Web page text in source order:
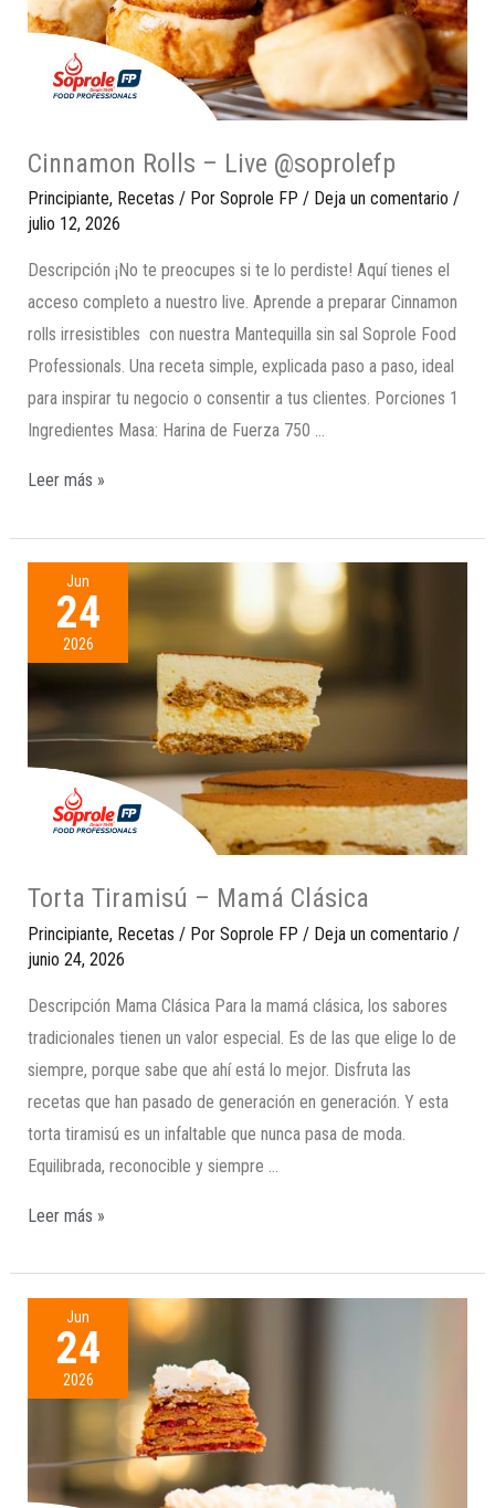
Cinnamon Rolls – Live @soprolefp
Principiante, Recetas / Por Soprole FP / Deja un comentario /
julio 12, 2026
Descripción ¡No te preocupes si te lo perdiste! Aquí tienes el
acceso completo a nuestro live. Aprende a preparar Cinnamon
rolls irresistibles con nuestra Mantequilla sin sal Soprole Food
Professionals. Una receta simple, explicada paso a paso, ideal
para inspirar tu negocio o consentir a tus clientes. Porciones 1
Ingredientes Masa: Harina de Fuerza 750 …
Leer más »
Jun
24
2026
Torta Tiramisú – Mamá Clásica
Principiante, Recetas / Por Soprole FP / Deja un comentario /
junio 24, 2026
Descripción Mama Clásica Para la mamá clásica, los sabores
tradicionales tienen un valor especial. Es de las que elige lo de
siempre, porque sabe que ahí está lo mejor. Disfruta las
recetas que han pasado de generación en generación. Y esta
torta tiramisú es un infaltable que nunca pasa de moda.
Equilibrada, reconocible y siempre …
Leer más »
Jun
24
2026